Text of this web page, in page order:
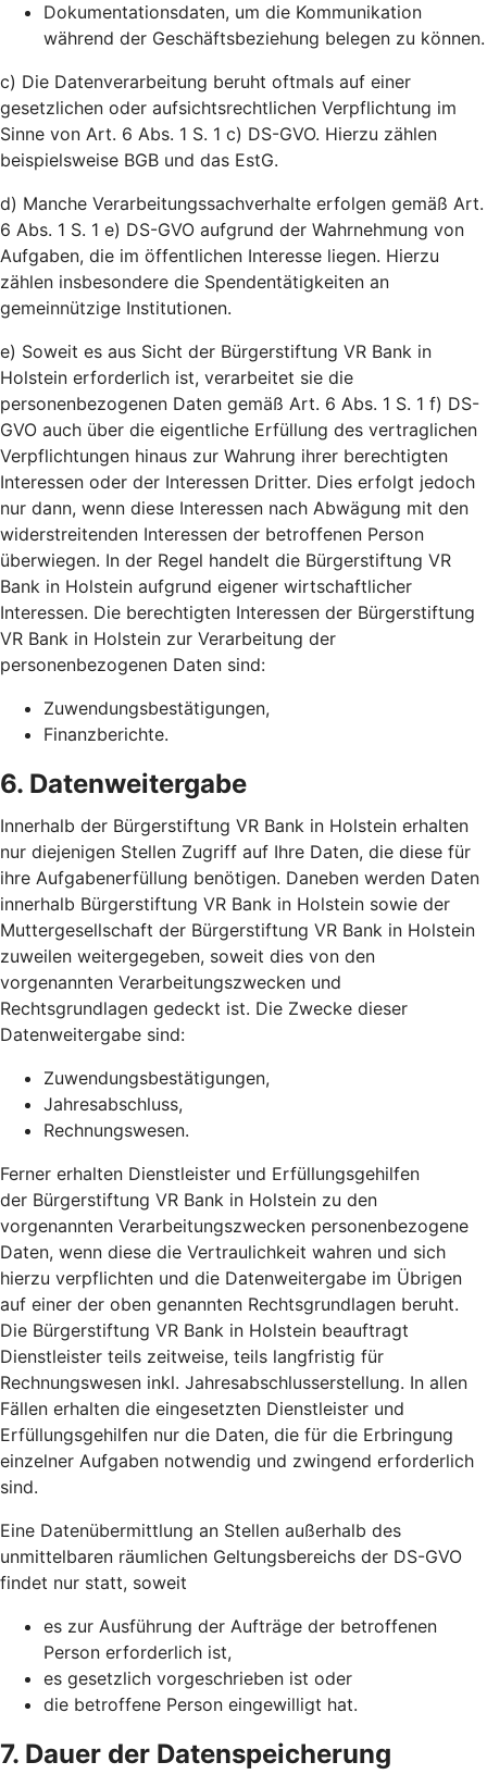
Dokumentationsdaten, um die Kommunikation
während der Geschäftsbeziehung belegen zu können.
c) Die Datenverarbeitung beruht oftmals auf einer
gesetzlichen oder aufsichtsrechtlichen Verpflichtung im
Sinne von Art. 6 Abs. 1 S. 1 c) DS-GVO. Hierzu zählen
beispielsweise BGB und das EstG.
d) Manche Verarbeitungssachverhalte erfolgen gemäß Art.
6 Abs. 1 S. 1 e) DS-GVO aufgrund der Wahrnehmung von
Aufgaben, die im öffentlichen Interesse liegen. Hierzu
zählen insbesondere die Spendentätigkeiten an
gemeinnützige Institutionen.
e) Soweit es aus Sicht der Bürgerstiftung VR Bank in
Holstein erforderlich ist, verarbeitet sie die
personenbezogenen Daten gemäß Art. 6 Abs. 1 S. 1 f) DS-
GVO auch über die eigentliche Erfüllung des vertraglichen
Verpflichtungen hinaus zur Wahrung ihrer berechtigten
Interessen oder der Interessen Dritter. Dies erfolgt jedoch
nur dann, wenn diese Interessen nach Abwägung mit den
widerstreitenden Interessen der betroffenen Person
überwiegen. In der Regel handelt die Bürgerstiftung VR
Bank in Holstein aufgrund eigener wirtschaftlicher
Interessen. Die berechtigten Interessen der Bürgerstiftung
VR Bank in Holstein zur Verarbeitung der
personenbezogenen Daten sind:
Zuwendungsbestätigungen,
Finanzberichte.
6. Datenweitergabe
Innerhalb der Bürgerstiftung VR Bank in Holstein erhalten
nur diejenigen Stellen Zugriff auf Ihre Daten, die diese für
ihre Aufgabenerfüllung benötigen. Daneben werden Daten
innerhalb Bürgerstiftung VR Bank in Holstein sowie der
Muttergesellschaft der Bürgerstiftung VR Bank in Holstein
zuweilen weitergegeben, soweit dies von den
vorgenannten Verarbeitungszwecken und
Rechtsgrundlagen gedeckt ist. Die Zwecke dieser
Datenweitergabe sind:
Zuwendungsbestätigungen,
Jahresabschluss,
Rechnungswesen.
Ferner erhalten Dienstleister und Erfüllungsgehilfen
der Bürgerstiftung VR Bank in Holstein zu den
vorgenannten Verarbeitungszwecken personenbezogene
Daten, wenn diese die Vertraulichkeit wahren und sich
hierzu verpflichten und die Datenweitergabe im Übrigen
auf einer der oben genannten Rechtsgrundlagen beruht.
Die Bürgerstiftung VR Bank in Holstein beauftragt
Dienstleister teils zeitweise, teils langfristig für
Rechnungswesen inkl. Jahresabschlusserstellung. In allen
Fällen erhalten die eingesetzten Dienstleister und
Erfüllungsgehilfen nur die Daten, die für die Erbringung
einzelner Aufgaben notwendig und zwingend erforderlich
sind.
Eine Datenübermittlung an Stellen außerhalb des
unmittelbaren räumlichen Geltungsbereichs der DS-GVO
findet nur statt, soweit
es zur Ausführung der Aufträge der betroffenen
Person erforderlich ist,
es gesetzlich vorgeschrieben ist oder
die betroffene Person eingewilligt hat.
7. Dauer der Datenspeicherung